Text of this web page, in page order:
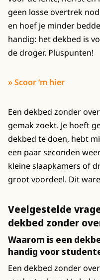
geen losse overtrek
en hoef je minder
handig: het dekbed is
de droger. Pluspunten!
» Scoor ‘m hier
Een dekbed zonder
gemak zoekt. Je hoeft
dekbed te doen, hebt
een paar seconden
kleine slaapkamers of
groot voordeel. Dit
Veelgestelde
dekbed zonder
Waarom is een
handig voor
Een dekbed zonder